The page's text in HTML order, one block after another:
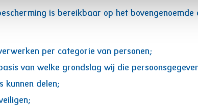
is bereikbaar op het bovengenoemde
per categorie van personen;
van welke grondslag wij die
kunnen delen;